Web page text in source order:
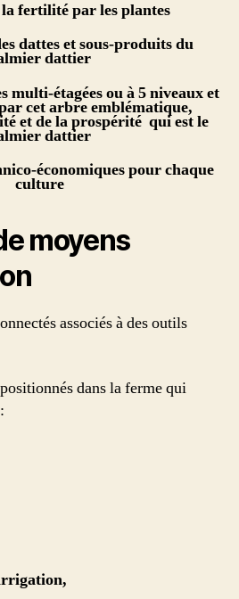
fertilité par les plantes
dattes et sous-produits du
dattier
multi-étagées ou à 5 niveaux et
cet arbre emblématique,
et de la prospérité qui est le
dattier
économiques pour chaque
culture
moyens
associés à des outils
dans la ferme qui